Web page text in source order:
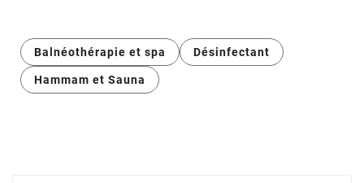
Balnéothérapie et spa Désinfectant
Hammam et Sauna